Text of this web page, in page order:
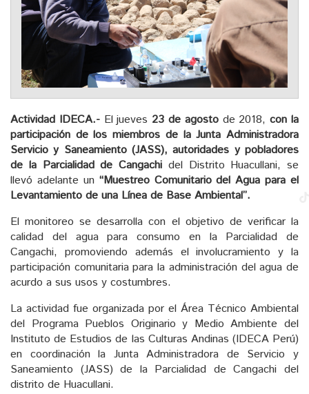
Actividad IDECA.-El jueves 23 de agostode 2018, con la
participación de los miembros de la Junta Administradora
Servicio y Saneamiento (JASS), autoridades y pobladores
de la Parcialidad de Cangachi del Distrito Huacullani, se
llevó adelante un “Muestreo Comunitario del Agua para el
Levantamiento de una Línea de Base Ambiental”.
El monitoreo se desarrolla con el objetivo de verificar la
calidad del agua para consumo en la Parcialidad de
Cangachi, promoviendo además el involucramiento y la
participación comunitaria para la administración del agua de
acurdo a sus usos y costumbres.
La actividad fue organizada por el Área Técnico Ambiental
del Programa Pueblos Originario y Medio Ambiente del
Instituto de Estudios de las Culturas Andinas (IDECA Perú)
en coordinación la Junta Administradora de Servicio y
Saneamiento (JASS) de la Parcialidad de Cangachi del
distrito de Huacullani.